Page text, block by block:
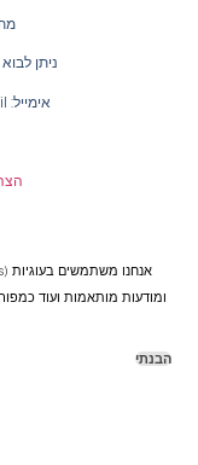
ניתן
אימייל: contact@easy-building.co.il
ומודעות מותאמות ועוד
הבנתי